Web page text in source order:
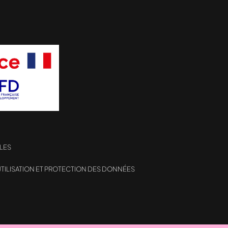
ET PROTECTION DES DONNÉES